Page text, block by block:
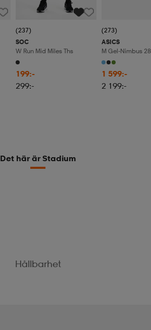
(237)
SOC
W Run Mid Miles Ths
199:-
299:-
(273)
ASICS
M Gel-Nimbus 28
1 599:-
2 199:-
Det här är Stadium
Hållbarhet